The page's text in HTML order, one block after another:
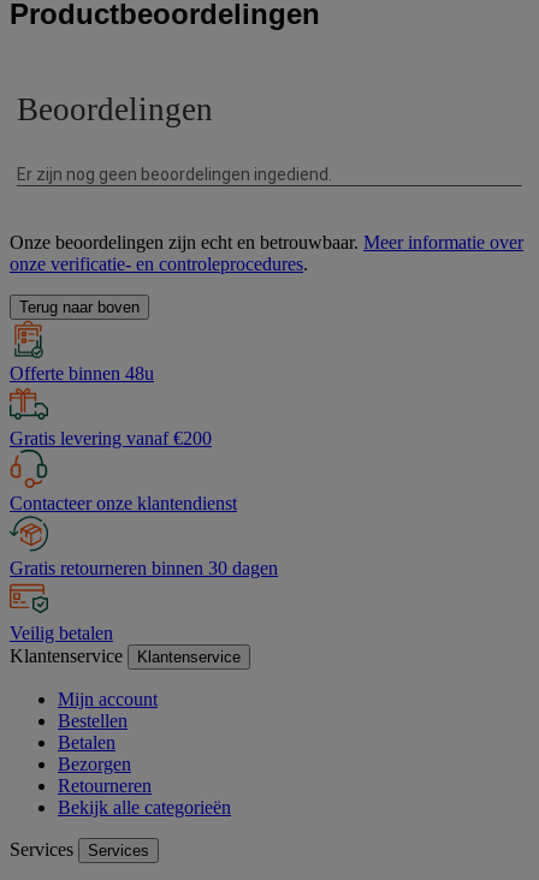
Productbeoordelingen
Onze beoordelingen zijn echt en betrouwbaar. Meer informatie over
onze verificatie- en controleprocedures.
Terug naar boven
Offerte binnen 48u
Gratis levering vanaf €200
Contacteer onze klantendienst
Gratis retourneren binnen 30 dagen
Veilig betalen
Klantenservice
Klantenservice
Mijn account
Bestellen
Betalen
Bezorgen
Retourneren
Bekijk alle categorieën
Services Services